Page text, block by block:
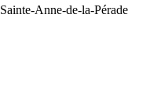
Sainte-Anne-de-la-Pérade